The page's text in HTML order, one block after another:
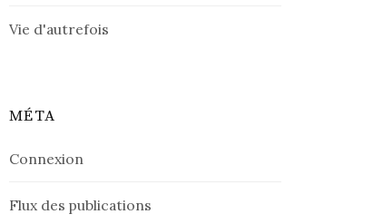
Vie d'autrefois
MÉTA
Connexion
Flux des publications